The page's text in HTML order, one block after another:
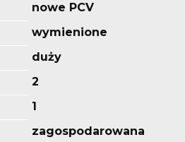
nowe PCV
wymienione
duży
2
1
zagospodarowana